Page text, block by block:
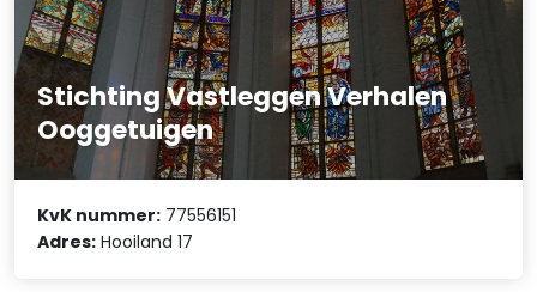
Stichting Vastleggen Verhalen
Ooggetuigen
KvK nummer: 77556151
Adres: Hooiland 17